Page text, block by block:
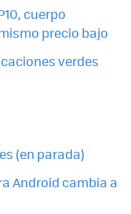
cuerpo
precio bajo
verdes
(en parada)
Android cambia a